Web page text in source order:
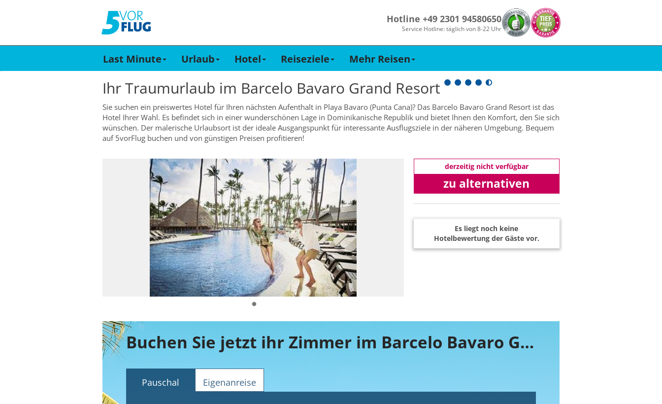
Hotline +49 2301 94580650
Service Hotline: täglich von 8-22 Uhr
Last Minute Urlaub Hotel Reiseziele Mehr Reisen
Ihr Traumurlaub im Barcelo Bavaro Grand Resort
Sie suchen ein preiswertes Hotel für Ihren nächsten Aufenthalt in Playa Bavaro (Punta Cana)? Das Barcelo Bavaro Grand Resort ist das
Hotel Ihrer Wahl. Es befindet sich in einer wunderschönen Lage in Dominikanische Republik und bietet Ihnen den Komfort, den Sie sich
wünschen. Der malerische Urlaubsort ist der ideale Ausgangspunkt für interessante Ausflugsziele in der näheren Umgebung. Bequem
auf 5vorFlug buchen und von günstigen Preisen profitieren!
derzeitig nicht verfügbar
zu alternativen
Angeboten
Es liegt noch keine
Hotelbewertung der Gäste vor.
Buchen Sie jetzt ihr Zimmer im Barcelo Bavaro Grand Resort
Pauschal Eigenanreise